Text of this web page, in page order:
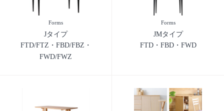
Forms
Jタイプ
FTD/FTZ・FBD/FBZ・
FWD/FWZ
Forms
JMタイプ
FTD・FBD・FWD